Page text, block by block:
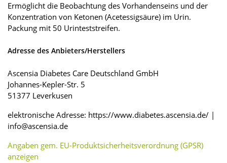
Ermöglicht die Beobachtung des Vorhandenseins und der
Konzentration von Ketonen (Acetessigsäure) im Urin.
Packung mit 50 Urinteststreifen.
Adresse des Anbieters/Herstellers
Ascensia Diabetes Care Deutschland GmbH
Johannes-Kepler-Str. 5
51377 Leverkusen
elektronische Adresse: https://www.diabetes.ascensia.de/ |
info@ascensia.de
Angaben gem. EU-Produktsicherheitsverordnung (GPSR)
anzeigen